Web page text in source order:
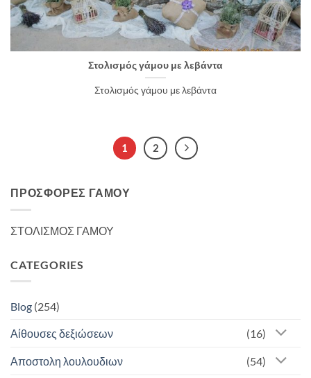
Στολισμός γάμου με λεβάντα
Στολισμός γάμου με λεβάντα
1 2
ΠΡΟΣΦΟΡΈΣ ΓΆΜΟΥ
ΣΤΟΛΙΣΜΟΣ ΓΑΜΟΥ
CATEGORIES
Blog (254)
Αίθουσες δεξιώσεων (16)
Αποστολη λουλουδιων (54)